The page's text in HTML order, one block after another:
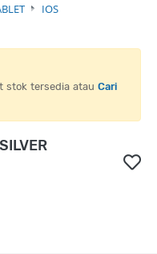
IOS
stok tersedia atau Cari